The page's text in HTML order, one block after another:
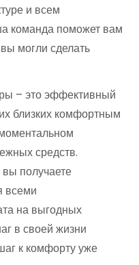
и всем
команда поможет вам
могли сделать
– это эффективный
близких комфортным
средств.
получаете
всеми
на выгодных
в своей жизни
к комфорту уже